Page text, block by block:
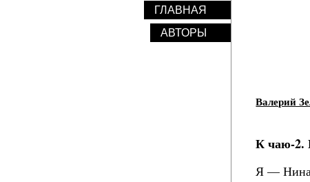
ГЛАВНАЯ
АВТОРЫ
Валерий
К чаю-2.
Я — Нина,